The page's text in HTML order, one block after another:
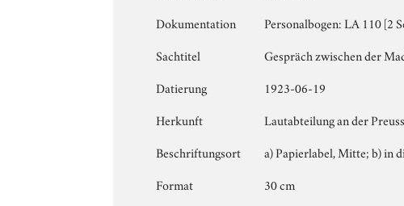
Dokumentation
Personalbogen: LA 110 [2
Sachtitel
Gespräch zwischen der
Datierung
1923-06-19
Herkunft
Lautabteilung an der
Beschriftungsort
a) Papierlabel, Mitte; b) in
Format
30 cm